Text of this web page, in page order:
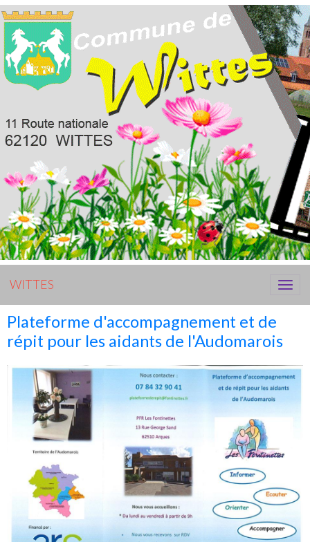
WITTES
Plateforme d'accompagnement et de
répit pour les aidants de l'Audomarois